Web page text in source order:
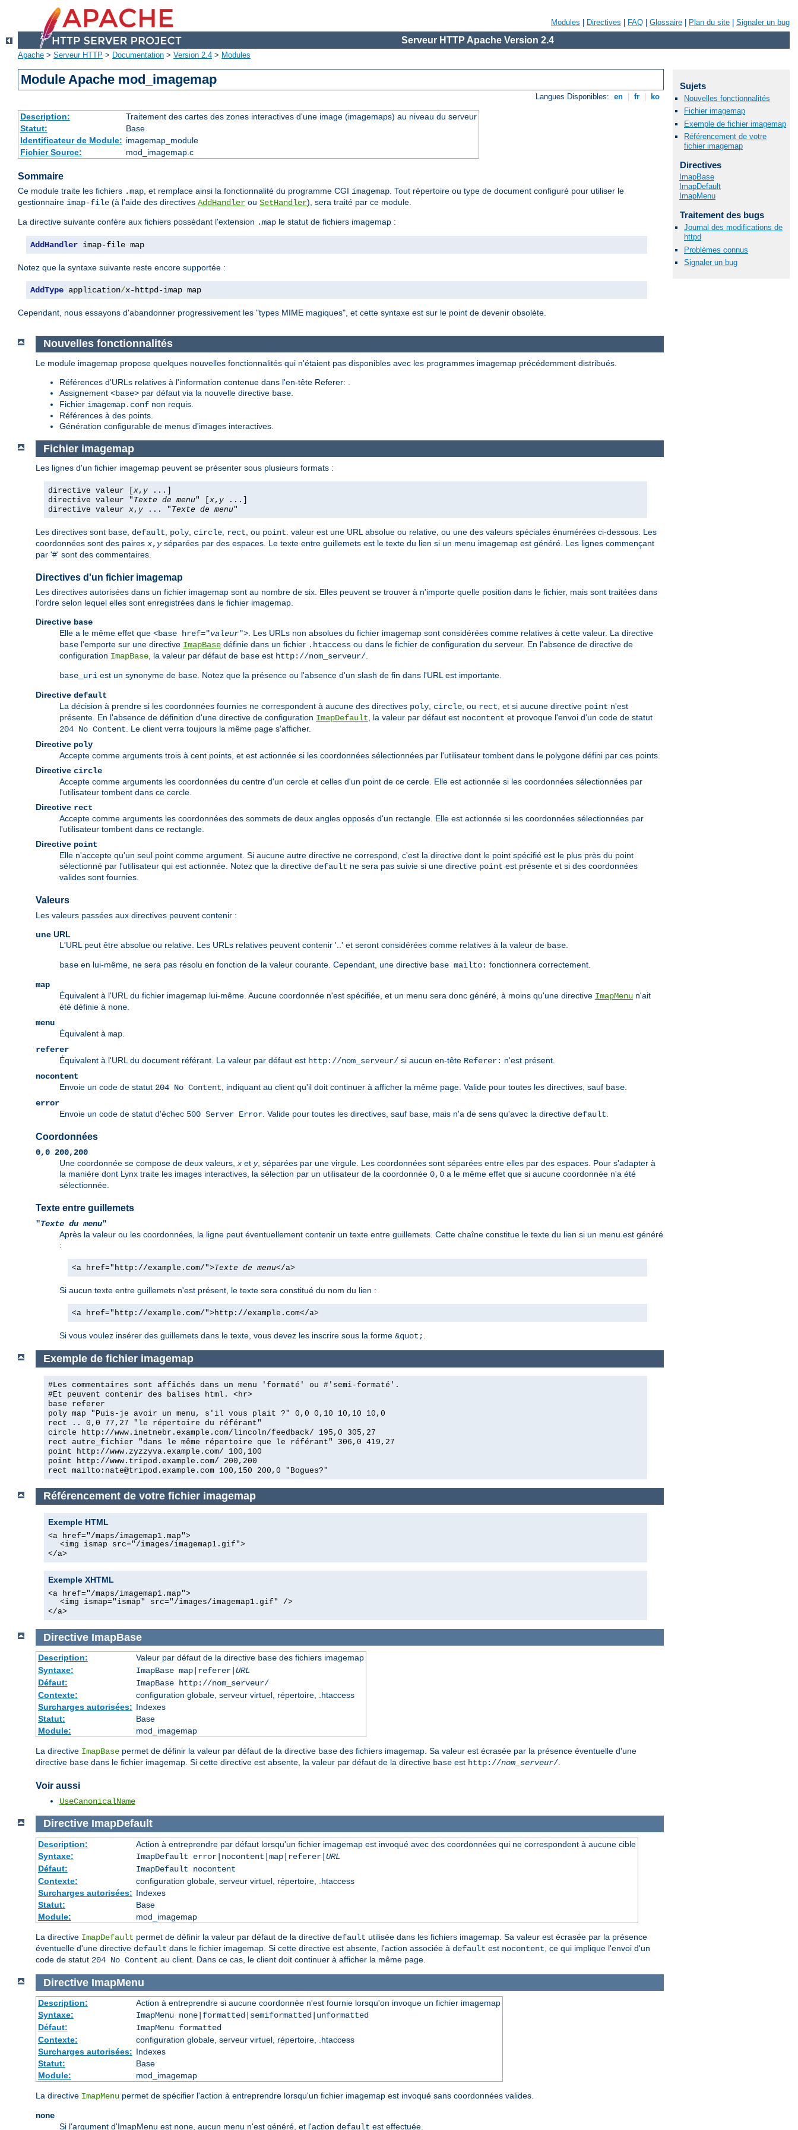
Modules Directives FAQ Glossaire Plan du site Signaler un bug
Serveur HTTP Apache Version 2.4
Apache > Serveur HTTP > Documentation > Version 2.4 > Modules
Module Apache mod_imagemap
Langues Disponibles: en fr ko
Description:
Traitement des cartes des zones interactives d'une image (imagemaps) au niveau du serveur
Statut:
Base
Identificateur de Module: imagemap_module
Fichier Source:
mod_imagemap.c
Sommaire
Ce module traite les fichiers .map, et remplace ainsi la fonctionnalité du programme CGI imagemap. Tout répertoire ou type de document configuré pour utiliser le
gestionnaire imap-file (à l'aide des directives AddHandler ou SetHandler), sera traité par ce module.
La directive suivante confère aux fichiers possèdant l'extension .map le statut de fichiers imagemap :
AddHandler imap-file map
Notez que la syntaxe suivante reste encore supportée :
AddType application/x-httpd-imap map
Cependant, nous essayons d'abandonner progressivement les "types MIME magiques", et cette syntaxe est sur le point de devenir obsolète.
Nouvelles fonctionnalités
Le module imagemap propose quelques nouvelles fonctionnalités qui n'étaient pas disponibles avec les programmes imagemap précédemment distribués.
Références d'URLs relatives à l'information contenue dans l'en-tête Referer: .
Assignement <base> par défaut via la nouvelle directive base
Fichier imagemap.conf non requis.
Références à des points.
Génération configurable de menus d'images interactives.
Fichier imagemap
Les lignes d'un fichier imagemap peuvent se présenter sous plusieurs formats :
directive valeur [ x, y ...]
directive valeur " Texte de menu" [ x, y ...]
directive valeur x, y ... " Texte de menu"
Les directives sont base, default, poly, circle, rect, ou point. valeur est une URL absolue ou relative, ou une des valeurs spéciales énumérées ci-dessous. Les
coordonnées sont des paires x, yséparées par des espaces. Le texte entre guillemets est le texte du lien si un menu imagemap est généré. Les lignes commençant
par '#' sont des commentaires.
Directives d'un fichier imagemap
Les directives autorisées dans un fichier imagemap sont au nombre de six. Elles peuvent se trouver à n'importe quelle position dans le fichier, mais sont traitées dans
l'ordre selon lequel elles sont enregistrées dans le fichier imagemap.
Directive base
Elle a le même effet que <base href="valeur">. Les URLs non absolues du fichier imagemap sont considérées comme relatives à cette valeur. La directive
base l'emporte sur une directive ImapBase définie dans un fichier .htaccess ou dans le fichier de configuration du serveur. En l'absence de directive de
configuration ImapBase, la valeur par défaut de base est http://nom_serveur/.
base_uri est un synonyme de base. Notez que la présence ou l'absence d'un slash de fin dans l'URL est importante.
Directive default
La décision à prendre si les coordonnées fournies ne correspondent à aucune des directives poly, circle, ou rect, et si aucune directive point n'est
présente. En l'absence de définition d'une directive de configuration ImapDefault, la valeur par défaut est nocontent et provoque l'envoi d'un code de statut
204 No Content. Le client verra toujours la même page s'afficher.
Directive poly
Accepte comme arguments trois à cent points, et est actionnée si les coordonnées sélectionnées par l'utilisateur tombent dans le polygone défini par ces points.
Directive circle
Accepte comme arguments les coordonnées du centre d'un cercle et celles d'un point de ce cercle. Elle est actionnée si les coordonnées sélectionnées par
l'utilisateur tombent dans ce cercle.
Directive rect
Accepte comme arguments les coordonnées des sommets de deux angles opposés d'un rectangle. Elle est actionnée si les coordonnées sélectionnées par
l'utilisateur tombent dans ce rectangle.
Directive point
Elle n'accepte qu'un seul point comme argument. Si aucune autre directive ne correspond, c'est la directive dont le point spécifié est le plus près du point
sélectionné par l'utilisateur qui est actionnée. Notez que la directive default ne sera pas suivie si une directive point est présente et si des coordonnées
valides sont fournies.
Valeurs
Les valeurs passées aux directives peuvent contenir :
une URL
L'URL peut être absolue ou relative. Les URLs relatives peuvent contenir '..' et seront considérées comme relatives à la valeur de base
base en lui-même, ne sera pas résolu en fonction de la valeur courante. Cependant, une directive base mailto: fonctionnera correctement.
map
Équivalent à l'URL du fichier imagemap lui-même. Aucune coordonnée n'est spécifiée, et un menu sera donc généré, à moins qu'une directive ImapMenu n'ait
été définie à none
menu
Équivalent à map
referer
Équivalent à l'URL du document référant. La valeur par défaut est http://nom_serveur/ si aucun en-tête Referer: n'est présent.
nocontent
Envoie un code de statut 204 No Content , indiquant au client qu'il doit continuer à afficher la même page. Valide pour toutes les directives, sauf base
error
Envoie un code de statut d'échec 500 Server Error . Valide pour toutes les directives, sauf base , mais n'a de sens qu'avec la directive default
Coordonnées
0,0 200,200
Une coordonnée se compose de deux valeurs,x et y, séparées par une virgule. Les coordonnées sont séparées entre elles par des espaces. Pour s'adapter à
la manière dont Lynx traite les images interactives, la sélection par un utilisateur de la coordonnée 0,0 a le même effet que si aucune coordonnée n'a été
sélectionnée.
Texte entre guillemets
"Texte du menu"
Après la valeur ou les coordonnées, la ligne peut éventuellement contenir un texte entre guillemets. Cette chaîne constitue le texte du lien si un menu est généré
:
<a href="http://example.com/">Texte de menu</a>
Si aucun texte entre guillemets n'est présent, le texte sera constitué du nom du lien :
<a href="http://example.com/">http://example.com</a>
Si vous voulez insérer des guillemets dans le texte, vous devez les inscrire sous la forme &quot;.
Exemple de fichier imagemap
#Les commentaires sont affichés dans un menu 'formaté' ou #'semi-formaté'.
#Et peuvent contenir des balises html. <hr>
base referer
poly map "Puis-je avoir un menu, s'il vous plait ?" 0,0 0,10 10,10 10,0
rect .. 0,0 77,27 "le répertoire du référant"
circle http://www.inetnebr.example.com/lincoln/feedback/ 195,0 305,27
rect autre_fichier "dans le même répertoire que le référant" 306,0 419,27
point http://www.zyzzyva.example.com/ 100,100
point http://www.tripod.example.com/ 200,200
rect mailto:nate@tripod.example.com 100,150 200,0 "Bogues?"
Référencement de votre fichier imagemap
Exemple HTML
<a href="/maps/imagemap1.map">
<img ismap src="/images/imagemap1.gif">
</a>
Exemple XHTML
<a href="/maps/imagemap1.map">
<img ismap="ismap" src="/images/imagemap1.gif" />
</a>
Directive ImapBase
Description: Valeur par défaut de la directive basedes fichiers imagemap
Syntaxe:
ImapBase map|referer| URL
Défaut:
ImapBase http://nom_serveur/
Contexte:
configuration globale, serveur virtuel, répertoire, .htaccess
Surcharges autorisées: Indexes
Statut:
Base
Module:
mod_imagemap
La directive ImapBase permet de définir la valeur par défaut de la directive base des fichiers imagemap. Sa valeur est écrasée par la présence éventuelle d'une
directive base dans le fichier imagemap. Si cette directive est absente, la valeur par défaut de la directive base est http://nom_serveur/.
Voir aussi
UseCanonicalName
Directive ImapDefault
Description:
Action à entreprendre par défaut lorsqu'un fichier imagemap est invoqué avec des coordonnées qui ne correspondent à aucune cible
Syntaxe:
ImapDefault error|nocontent|map|referer| URL
Défaut:
ImapDefault nocontent
Contexte:
configuration globale, serveur virtuel, répertoire, .htaccess
Surcharges autorisées: Indexes
Statut:
Base
Module:
mod_imagemap
La directive ImapDefault permet de définir la valeur par défaut de la directive default utilisée dans les fichiers imagemap. Sa valeur est écrasée par la présence
éventuelle d'une directive default dans le fichier imagemap. Si cette directive est absente, l'action associée à default est nocontent , ce qui implique l'envoi d'un
code de statut 204 No Content au client. Dans ce cas, le client doit continuer à afficher la même page.
Directive ImapMenu
Description:
Action à entreprendre si aucune coordonnée n'est fournie lorsqu'on invoque un fichier imagemap
Syntaxe:
ImapMenu none|formatted|semiformatted|unformatted
Défaut:
ImapMenu formatted
Contexte:
configuration globale, serveur virtuel, répertoire, .htaccess
Surcharges autorisées: Indexes
Statut:
Base
Module:
mod_imagemap
La directive ImapMenu permet de spécifier l'action à entreprendre lorsqu'un fichier imagemap est invoqué sans coordonnées valides.
none
Si l'argument d'ImapMenu est none, aucun menu n'est généré, et l'action default est effectuée.
Sujets
Nouvelles fonctionnalités
Fichier imagemap
Exemple de fichier imagemap
Référencement de votre
fichier imagemap
Directives
ImapBase
ImapDefault
ImapMenu
Traitement des bugs
Journal des modifications de
httpd
Problèmes connus
Signaler un bug